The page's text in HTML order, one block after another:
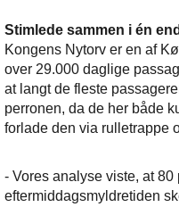
Stimlede sammen i én
Kongens Nytorv er en af
over 29.000 daglige
at langt de fleste
perronen, da de her både
forlade den via rulletrappe
- Vores analyse viste, at
eftermiddagsmyldretiden